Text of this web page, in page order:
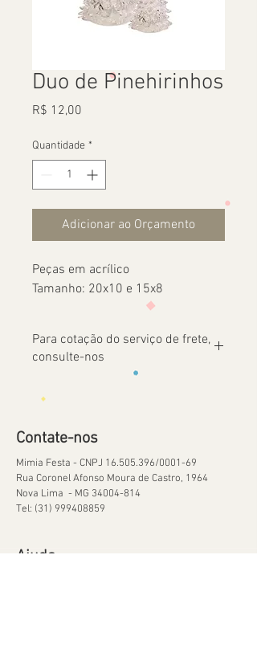
Duo de Pinehirinhos
R$ 12,00
Quantidade *
Adicionar ao Orçamento
Peças em acrílico
Tamanho: 20x10 e 15x8
Para cotação do serviço de frete,
consulte-nos
Contate-nos
Mimia Festa - CNPJ 16.505.396/0001-69
Rua Coronel Afonso Moura de Castro, 1964
Nova Lima - MG 34004-814
Tel: (31) 999408859
Ajuda